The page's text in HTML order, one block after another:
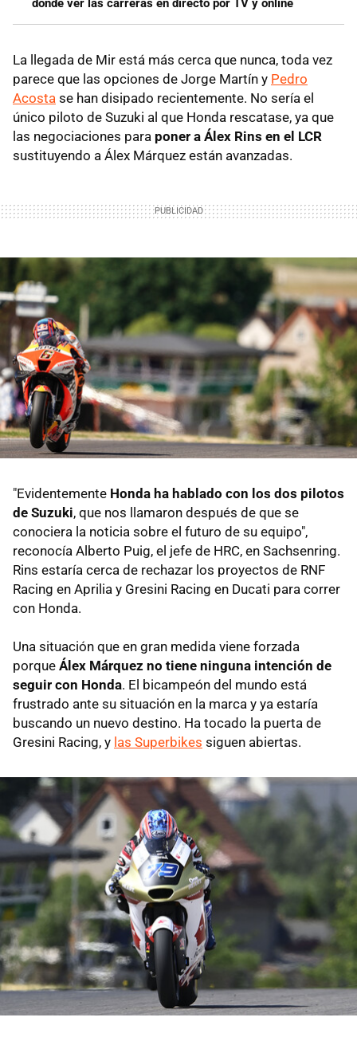
dónde ver las carreras en directo por TV y online
La llegada de Mir está más cerca que nunca, toda vez
parece que las opciones de Jorge Martín y Pedro
Acosta se han disipado recientemente. No sería el
único piloto de Suzuki al que Honda rescatase, ya que
las negociaciones para poner a Álex Rins en el LCR
sustituyendo a Álex Márquez están avanzadas.
"Evidentemente Honda ha hablado con los dos pilotos
de Suzuki, que nos llamaron después de que se
conociera la noticia sobre el futuro de su equipo",
reconocía Alberto Puig, el jefe de HRC, en Sachsenring.
Rins estaría cerca de rechazar los proyectos de RNF
Racing en Aprilia y Gresini Racing en Ducati para correr
con Honda.
Una situación que en gran medida viene forzada
porque Álex Márquez no tiene ninguna intención de
seguir con Honda. El bicampeón del mundo está
frustrado ante su situación en la marca y ya estaría
buscando un nuevo destino. Ha tocado la puerta de
Gresini Racing, y las Superbikes siguen abiertas.